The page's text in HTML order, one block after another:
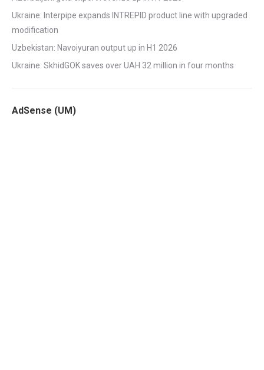
Ukraine: Interpipe expands INTREPID product line with upgraded
modification
Uzbekistan: Navoiyuran output up in H1 2026
Ukraine: SkhidGOK saves over UAH 32 million in four months
AdSense (UM)